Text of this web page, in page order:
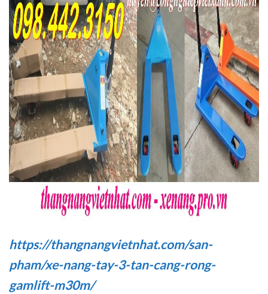
https://thangnangvietnhat.com/san-
pham/xe-nang-tay-3-tan-cang-rong-
gamlift-m30m/